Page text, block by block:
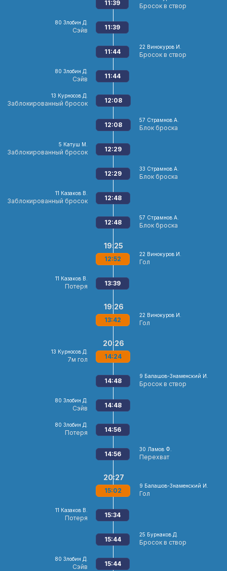
Бросок в створ
11:39
80 Злобин Д.
Сэйв 11:39
22 Винокуров И.
Бросок в створ
11:44
80 Злобин Д.
Сэйв 11:44
13 Курносов Д.
Заблокированный бросок 12:08
57 Страмнов А.
Блок броска
12:08
5 Катуш М.
Заблокированный бросок 12:29
33 Страмнов А.
Блок броска
12:29
11 Казаков В.
Заблокированный бросок 12:48
57 Страмнов А.
Блок броска
12:48
22 Винокуров И.
Гол
19:25
12:52
11 Казаков В.
Потеря 13:39
22 Винокуров И.
Гол
19:26
13:42
13 Курносов Д.
7м гол
20:26
14:24
9 Балашов-Знаменский И.
Бросок в створ
14:48
80 Злобин Д.
Сэйв 14:48
80 Злобин Д.
Потеря 14:56
30 Ламов Ф.
Перехват
14:56
9 Балашов-Знаменский И.
Гол
20:27
15:02
11 Казаков В.
Потеря 15:34
25 Бурнаков Д.
Бросок в створ
15:44
80 Злобин Д.
Сэйв 15:44